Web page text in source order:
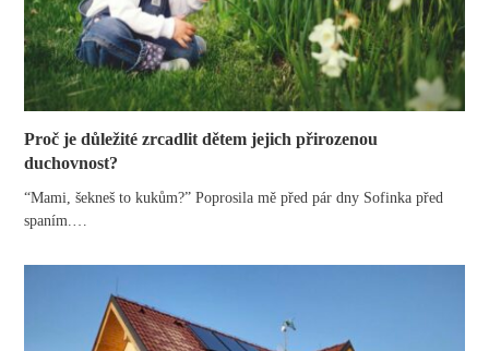
Proč je důležité zrcadlit dětem jejich přirozenou
duchovnost?
“Mami, šekneš to kukům?” Poprosila mě před pár dny Sofinka před
spaním.…